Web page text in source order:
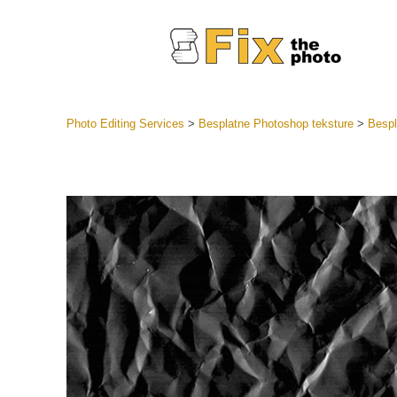
ponude
Mobilne
Photo Editing Services > Besplatne Photoshop teksture>